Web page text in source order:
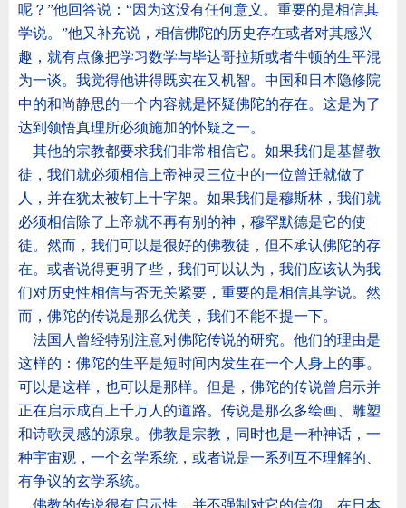
呢？ ”他回答说： “因为这没有任何意义。重要的是相信其
学说。 ”他又补充说，相信佛陀的历史存在或者对其感兴
趣，就有点像把学习数学与毕达哥拉斯或者牛顿的生平混
为一谈。我觉得他讲得既实在又机智。中国和日本隐修院
中的和尚静思的一个内容就是怀疑佛陀的存在。这是为了
达到领悟真理所必须施加的怀疑之一。
其他的宗教都要求我们非常相信它。如果我们是基督教
徒，我们就必须相信上帝神灵三位中的一位曾迁就做了
人，并在犹太被钉上十字架。如果我们是穆斯林，我们就
必须相信除了上帝就不再有别的神，穆罕默德是它的使
徒。然而，我们可以是很好的佛教徒，但不承认佛陀的存
在。或者说得更明了些，我们可以认为，我们应该认为我
们对历史性相信与否无关紧要，重要的是相信其学说。然
而，佛陀的传说是那么优美，我们不能不提一下。
法国人曾经特别注意对佛陀传说的研究。他们的理由是
这样的：佛陀的生平是短时间内发生在一个人身上的事。
可以是这样，也可以是那样。但是，佛陀的传说曾启示并
正在启示成百上千万人的道路。传说是那么多绘画、雕塑
和诗歌灵感的源泉。佛教是宗教，同时也是一种神话，一
种宇宙观，一个玄学系统，或者说是一系列互不理解的、
有争议的玄学系统。
佛教的传说很有启示性，并不强制对它的信仰。在日本